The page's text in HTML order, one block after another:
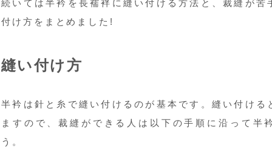
続いては半衿を長襦袢に縫い付ける方法と、裁縫が苦
付け方をまとめました!
縫い付け方
半衿は針と糸で縫い付けるのが基本です。縫い付ける
ますので、裁縫ができる人は以下の手順に沿って半
う。